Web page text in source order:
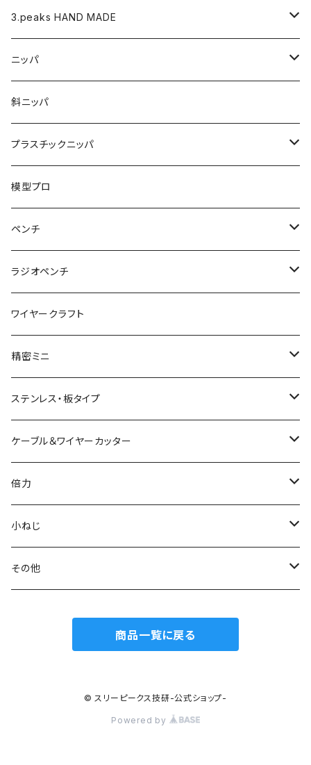
バネ
ナイロンジョープライヤー用 替えくわえ部
くちプラ用替えくわえ部
ハンマープライヤー用
グリップ
3.peaks HAND MADE
ニッパ
丸ペンチ
平ペンチ
ナイロンジョープライヤー
ニッパ
強力ニッパ
かるいニッパ
新サイズ強力ニッパ
パワーニッパ
ピアノ線強力ニッパ
結束バンド2WAYニッパ
結束バンドひっぱりニッパ
電工Fニッパ
電工パワーニッパ
模型プロ ニッパ
ミニマイクロニッパ
マイクロニッパ
ワイヤークラフトニッパ
斜ニッパ
プラスチックニッパ
プラスチックニッパ
かるいプラスチックニッパ
ミニプラスチックニッパ
マイクロプラスチックニッパ
模型プロ 片刃プラニッパ
片刃プラニッパ
ハイプラスチックニッパ
スリムプラスチックニッパ
斜プラスチックニッパ
エッジプラスチックニッパ
ステンレス、板タイププラスチックニッパ
刃面フラット（平面）
模型プロ
ペンチ
ペンチ
かるいペンチ
新サイズペンチ
かるいパワーペンチ
電工パワーペンチ
ラジオペンチ
ラジオペンチ
かるいラジオペンチ
新サイズラジオペンチ
マイクロラジオペンチ
ニードルノーズプライヤー
リードペンチ
ステンレス製ラジオペンチ
万能ラジオペンチ
ワイヤークラフトペンチ
ワイヤークラフト
精密ミニ
ミニマイクロニッパ
ミニプラスチックニッパ
エッジニッパ
ニードルノーズプライヤー
ミニリードペンチ
チェーンノーズプライヤー
ステンレス・板タイプ
ニッパ
プラスチックニッパ
ラジオペンチ
リードペンチ
ケーブル＆ワイヤーカッター
電工Fペンチ
ケーブルカッター
ワイヤーカッター
倍力
グリーンシリーズ
ジュエリーカッター
小ねじ
トラスねじバイス
小ねじプライヤー
その他
カートリッジレンチ
商品一覧に戻る
© スリーピークス技研-公式ショップ-
Powered by